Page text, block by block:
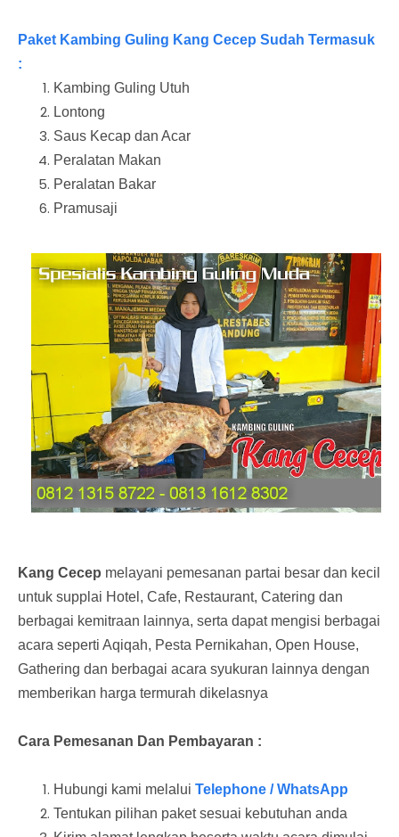
Paket Kambing Guling Kang Cecep Sudah Termasuk
:
Kambing Guling Utuh
Lontong
Saus Kecap dan Acar
Peralatan Makan
Peralatan Bakar
Pramusaji
Kang Cecep melayani pemesanan partai besar dan kecil
untuk supplai Hotel, Cafe, Restaurant, Catering dan
berbagai kemitraan lainnya, serta dapat mengisi berbagai
acara seperti Aqiqah, Pesta Pernikahan, Open House,
Gathering dan berbagai acara syukuran lainnya dengan
memberikan harga termurah dikelasnya
Cara Pemesanan Dan Pembayaran :
Hubungi kami melalui Telephone / WhatsApp
Tentukan pilihan paket sesuai kebutuhan anda